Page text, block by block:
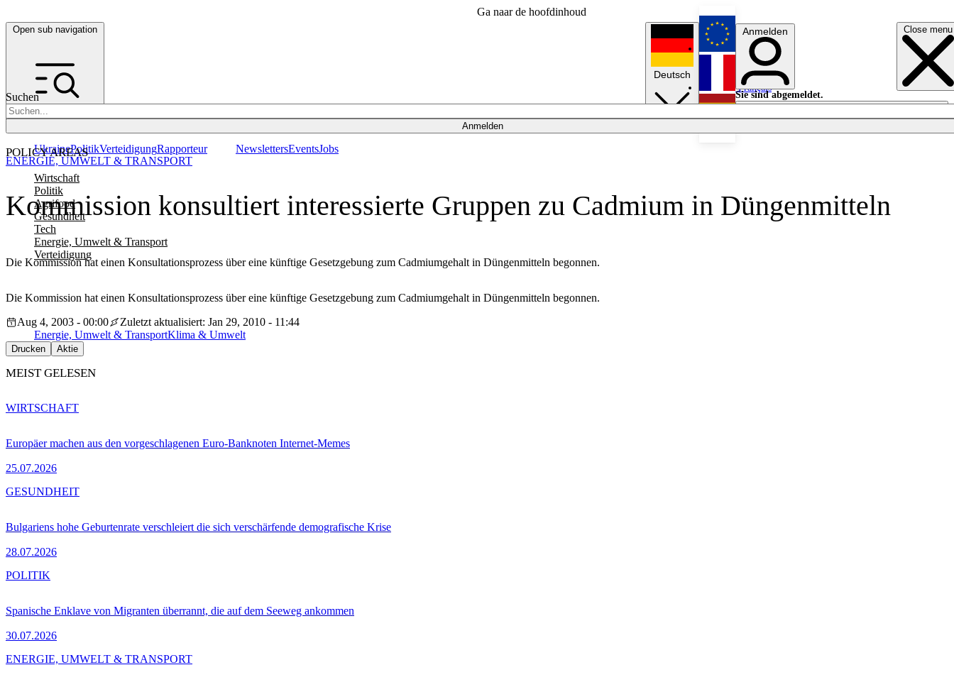
Ga naar de hoofdinhoud
Open sub navigation Close menu
Suchen
Anmelden
POLICY AREAS
Wirtschaft
Politik
Agrifood
Gesundheit
Tech
Energie, Umwelt & Transport
Verteidigung
UkrainePolitikVerteidigungRapporteur NewslettersEventsJobs
Deutsch
English
Français
Anmelden
Sie sind abgemeldet.
Anmelden
Licht aus
Kommission konsultiert interessierte Gruppen zu Cadmium in Düngenmitteln
Die Kommission hat einen Konsultationsprozess über eine künftige Gesetzgebung zum Cadmiumgehalt in Düngenmitteln begonnen.
ENERGIE, UMWELT & TRANSPORT
Die Kommission hat einen Konsultationsprozess über eine künftige Gesetzgebung zum Cadmiumgehalt in Düngenmitteln begonnen.
Aug 4, 2003 - 00:00
Zuletzt aktualisiert: Jan 29, 2010 - 11:44
Energie, Umwelt & TransportKlima & Umwelt
Drucken Aktie
MEIST GELESEN
Europäer machen aus den vorgeschlagenen Euro-Banknoten Internet-Memes
25.07.2026
WIRTSCHAFT
Bulgariens hohe Geburtenrate verschleiert die sich verschärfende demografische Krise
28.07.2026
GESUNDHEIT
Spanische Enklave von Migranten überrannt, die auf dem Seeweg ankommen
30.07.2026
POLITIK
ENERGIE, UMWELT & TRANSPORT